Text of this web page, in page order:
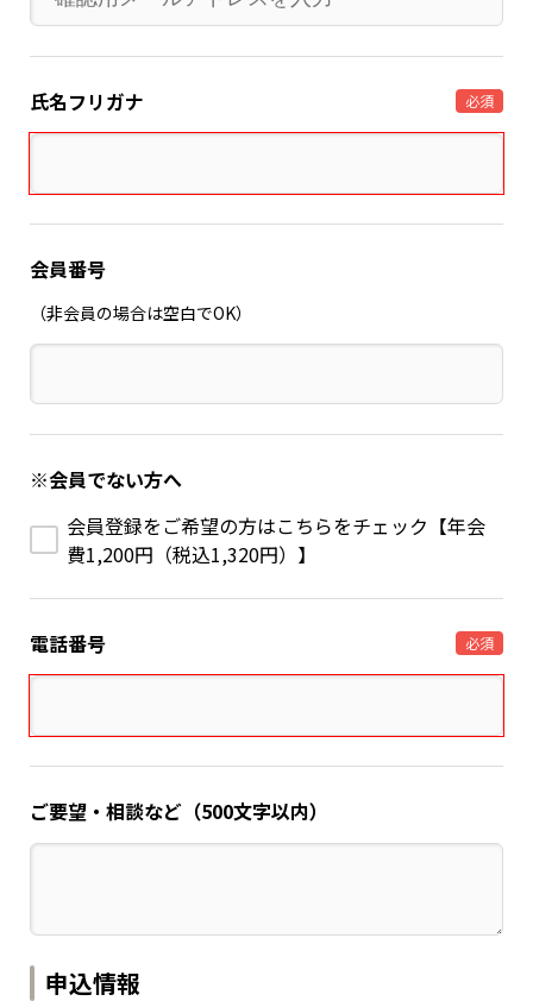
氏名フリガナ 必須
会員番号
（非会員の場合は空白でOK）
※会員でない方へ
会員登録をご希望の方はこちらをチェック【年会
費1,200円（税込1,320円）】
電話番号 必須
ご要望・相談など（500文字以内）
申込情報